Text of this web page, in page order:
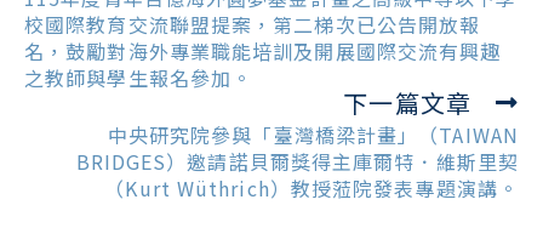
articles
校國際教育交流聯盟提案，第二梯次已公告開放報
名，鼓勵對海外專業職能培訓及開展國際交流有興趣
之教師與學生報名參加。
下一篇文章
中央研究院參與「臺灣橋梁計畫」（TAIWAN
BRIDGES）邀請諾貝爾獎得主庫爾特．維斯里契
（Kurt Wüthrich）教授蒞院發表專題演講。